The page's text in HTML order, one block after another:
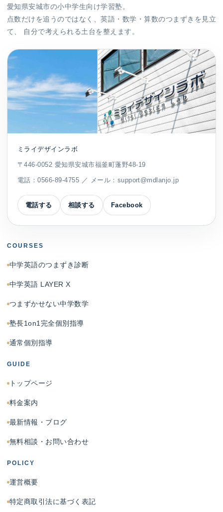
愛知県安城市の小中学生向け学習塾。
点数だけを追うのではなく、英語・数学・算数のつまずきを見立
て、 自分で考えられる土台を整えます。
ミライデザインラボ
〒446-0052 愛知県安城市福釜町蓬野48-19
電話：0566-89-4755 ／ メール： support@mdlanjo.jp
電話する 相談する Facebook
COURSES
中学英語のつまずき診断
中学英語 LAYER X
つまずかせない中学数学
塾長1on1完全個別指導
通常個別指導
GUIDE
トップページ
料金案内
最新情報・ブログ
無料相談・お問い合わせ
POLICY
運営概要
特定商取引法に基づく表記